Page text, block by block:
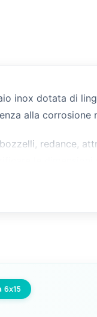
inox dotata di
alla
redance,